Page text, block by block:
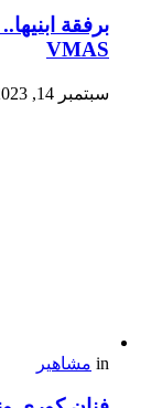
برفقة
VMAS
سبتمبر 14, 2023, 2:32 م
in مشاهير